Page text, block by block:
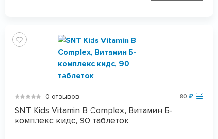
0 отзывов 80 ₽
SNT Kids Vitamin В Complex, Витамин Б-
комплекс кидс, 90 таблеток